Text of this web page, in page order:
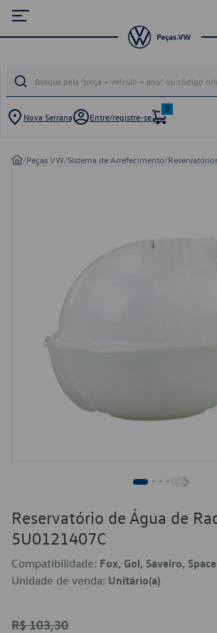
Nova Serrana Entre/registre-se
0
/Peças VW/Sistema de Arrefecimento/
Reservatório de Água de
5U0121407C
Compatibilidade: Fox, Gol, Saveiro,
Unidade de venda: Unitário(a)
R$ 103,30